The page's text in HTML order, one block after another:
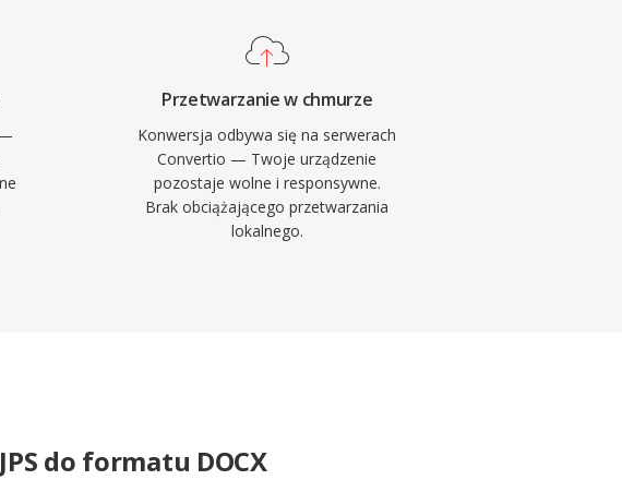
Przetwarzanie w chmurze
Konwersja odbywa się na serwerach
Convertio — Twoje urządzenie
pozostaje wolne i responsywne.
Brak obciążającego przetwarzania
lokalnego.
do formatu DOCX